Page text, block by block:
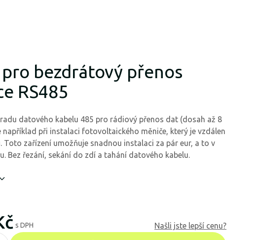
bezdrátový přenos
RS485
datového kabelu 485 pro rádiový přenos dat (dosah až 8
například při instalaci fotovoltaického měniče, který je vzdálen
Toto zařízení umožňuje snadnou instalaci za pár eur, a to v
Bez řezání, sekání do zdí a tahání datového kabelu.
s DPH Našli jste lepší cenu?